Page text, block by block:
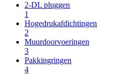
2-DL pluggen
1
Hogedrukafdichtingen
2
Muurdoorvoeringen
3
Pakkingringen
4